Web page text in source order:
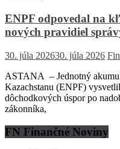
ENPF odpovedal na
nových pravidiel
30. júla 202630. júla 2026
ASTANA – Jednotný
Kazachstanu (ENPF)
dôchodkových úspor po
zákonníka,
FN Finančné Noviny